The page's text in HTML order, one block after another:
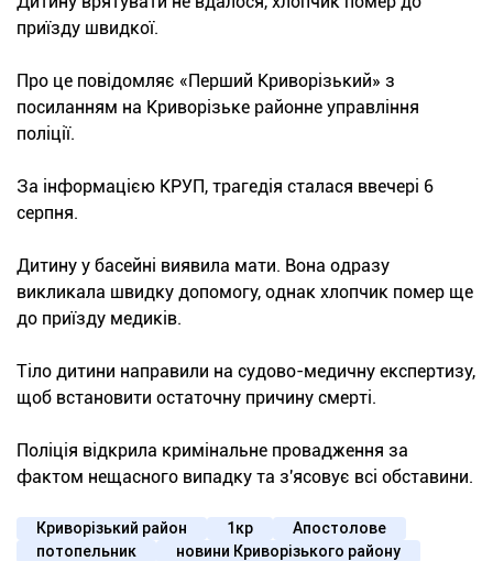
приїзду швидкої.
Про це повідомляє «Перший Криворізький» з
посиланням на Криворізьке районне управління
поліції.
За інформацією КРУП, трагедія сталася ввечері 6
серпня.
Дитину у басейні виявила мати. Вона одразу
викликала швидку допомогу, однак хлопчик помер ще
до приїзду медиків.
Тіло дитини направили на судово-медичну експертизу,
щоб встановити остаточну причину смерті.
Поліція відкрила кримінальне провадження за
фактом нещасного випадку та з'ясовує всі обставини.
Криворізький район 1кр
Апостолове
потопельник
новини Криворізького району